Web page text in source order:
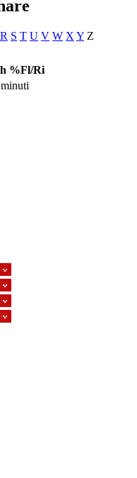
R S T U V W X Y Z
%Fl/Ri